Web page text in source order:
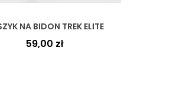
NA BIDON TREK ELITE
59,00 zł